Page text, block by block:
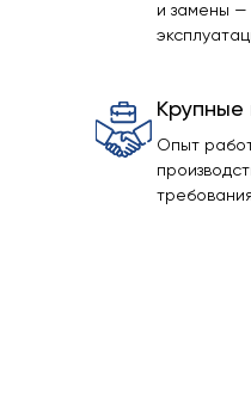
и замены —
Крупные
Опыт